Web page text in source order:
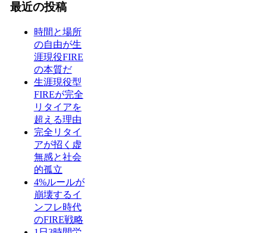
最近の投稿
時間と場所
の自由が生
涯現役FIRE
の本質だ
生涯現役型
FIREが完全
リタイアを
超える理由
完全リタイ
アが招く虚
無感と社会
的孤立
4%ルールが
崩壊するイ
ンフレ時代
のFIRE戦略